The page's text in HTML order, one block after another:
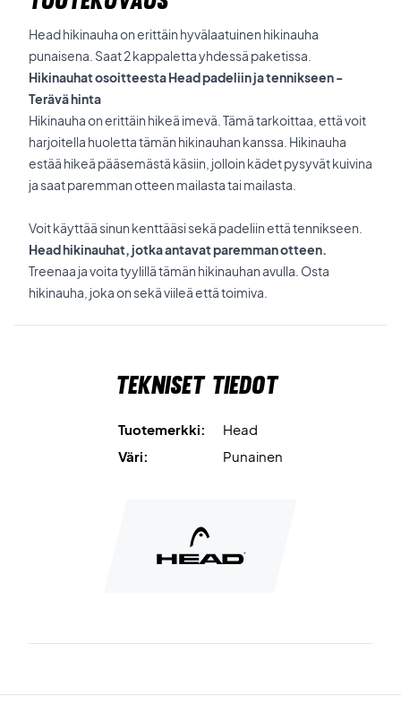
Head hikinauha on erittäin hyvälaatuinen hikinauha
punaisena. Saat 2 kappaletta yhdessä paketissa.
Hikinauhat osoitteesta Head padeliin ja tennikseen -
Terävä hinta
Hikinauha on erittäin hikeä imevä. Tämä tarkoittaa, että voit
harjoitella huoletta tämän hikinauhan kanssa. Hikinauha
estää hikeä pääsemästä käsiin, jolloin kädet pysyvät kuivina
ja saat paremman otteen mailasta tai mailasta.
Voit käyttää sinun kenttääsi sekä padeliin että tennikseen.
Head hikinauhat, jotka antavat paremman otteen.
Treenaa ja voita tyylillä tämän hikinauhan avulla. Osta
hikinauha, joka on sekä viileä että toimiva.
Tekniset tiedot
Tuotemerkki:
Head
Väri:
Punainen